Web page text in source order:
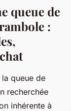
queue de
:
queue de
recherchée
inhérente à